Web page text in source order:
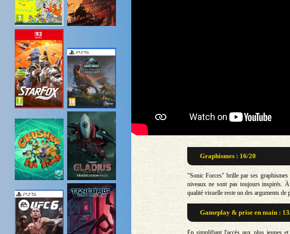
Graphismes : 16/20
"Sonic Forces" brille par ses
niveaux ne sont pas toujours inspirés.
qualité visuelle reste un des arguments de
Gameplay & prise en main :
En simplifiant l'accès aux plus jeunes